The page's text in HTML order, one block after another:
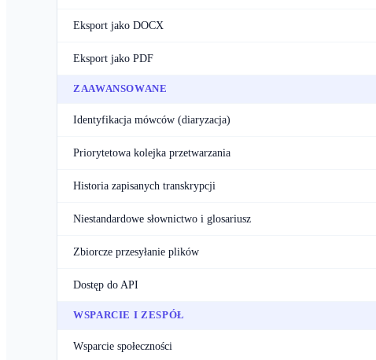
Eksport jako DOCX
Eksport jako PDF
ZAAWANSOWANE
Identyfikacja mówców (diaryzacja)
Priorytetowa kolejka przetwarzania
Historia zapisanych transkrypcji
Niestandardowe słownictwo i glosariusz
Zbiorcze przesyłanie plików
Dostęp do API
WSPARCIE I ZESPÓŁ
Wsparcie społeczności